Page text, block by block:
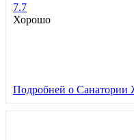
7.7
Хорошо
Подробней о Санатории